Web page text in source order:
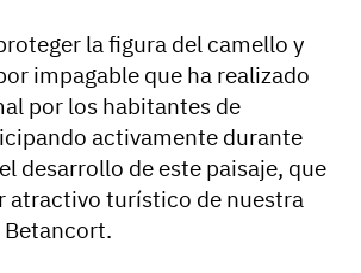
la figura del camello y
impagable que ha realizado
por los habitantes de
activamente durante
desarrollo de este paisaje, que
atractivo turístico de nuestra
Betancort.